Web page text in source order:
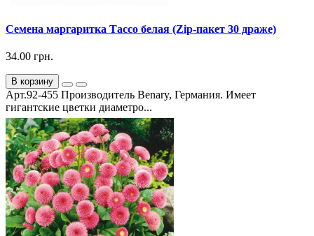
Семена маргаритка Тассо белая (Zip-пакет 30 драже)
34.00 грн.
В корзину
Арт.92-455 Производитель Benary, Германия. Имеет
гигантские цветки диаметро...